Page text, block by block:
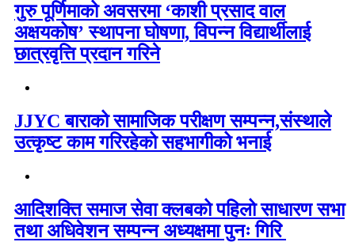
गुरु पूर्णिमाको अवसरमा ‘काशी प्रसाद वाल
अक्षयकोष’ स्थापना घोषणा, विपन्न विद्यार्थीलाई
छात्रवृत्ति प्रदान गरिने
JJYC बाराको सामाजिक परीक्षण सम्पन्न,संस्थाले
उत्कृष्ट काम गरिरहेको सहभागीको भनाई
आदिशक्ति समाज सेवा क्लबको पहिलो साधारण सभा
तथा अधिवेशन सम्पन्न अध्यक्षमा पुनः गिरि